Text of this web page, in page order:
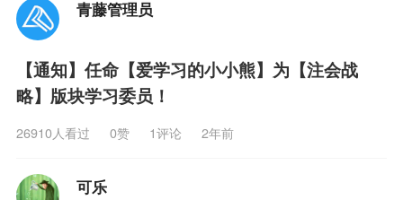
青藤管理员
【通知】任命【爱学习的小小熊】为【注会战
略】版块学习委员！
26910人看过 0赞 1评论 2年前
可乐